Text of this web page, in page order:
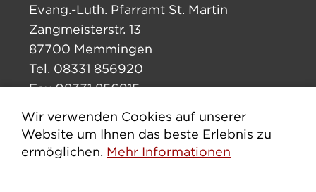
Evang.-Luth. Pfarramt St. Martin
Zangmeisterstr. 13
87700 Memmingen
Tel. 08331 856920
Fax 08331 856915
pfarramt.stmartin.mm@elkb.de
Wir verwenden Cookies auf unserer
Website um Ihnen das beste Erlebnis zu
ermöglichen. Mehr Informationen